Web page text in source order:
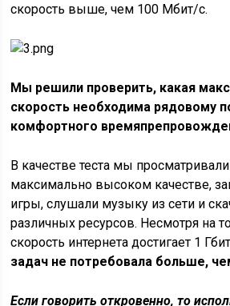
скорость выше, чем 100 Мбит/с.
Мы решили проверить, какая
скорость необходима рядовому
комфортного
В качестве теста мы
максимально высоком качестве,
игры, слушали музыку из сети и
различных ресурсов. Несмотря на
скорость интернета достигает 1
задач не потребовала больше,
Если говорить откровенно, то